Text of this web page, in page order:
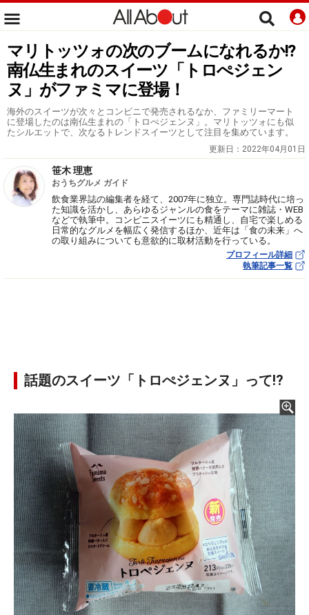
マリトッツォの次のブームになれるか!?
南仏生まれのスイーツ「トロぺジェン
ヌ」がファミマに登場！
海外のスイーツが次々とコンビニで発売されるなか、ファミリーマート
に登場したのは南仏生まれの「トロぺジェンヌ」。マリトッツォにも似
たシルエットで、次なるトレンドスイーツとして注目を集めています。
更新日： 2022年04月01日
笹木 理恵
おうちグルメ ガイド
飲食業界誌の編集者を経て、2007年に独立。専門誌時代に培っ
た知識を活かし、あらゆるジャンルの食をテーマに雑誌・WEB
などで執筆中。コンビニスイーツにも精通し、自宅で楽しめる
日常的なグルメを幅広く発信するほか、近年は「食の未来」へ
の取り組みについても意欲的に取材活動を行っている。
プロフィール詳細
執筆記事一覧
話題のスイーツ「トロぺジェンヌ」って!?